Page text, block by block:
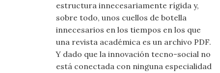
estructura innecesariamente rígida y,
sobre todo, unos cuellos de botella
innecesarios en los tiempos en los que
una revista académica es un archivo PDF.
Y dado que la innovación tecno-social no
está conectada con ninguna especialidad